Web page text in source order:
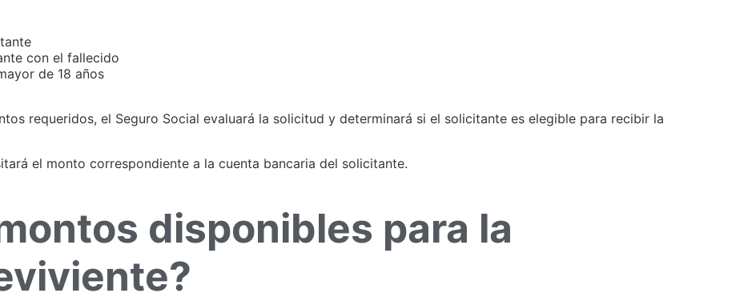
con el fallecido
de 18 años
requeridos, el Seguro Social evaluará la solicitud y determinará si el solicitante es elegible para recibir la
el monto correspondiente a la cuenta bancaria del solicitante.
disponibles para la